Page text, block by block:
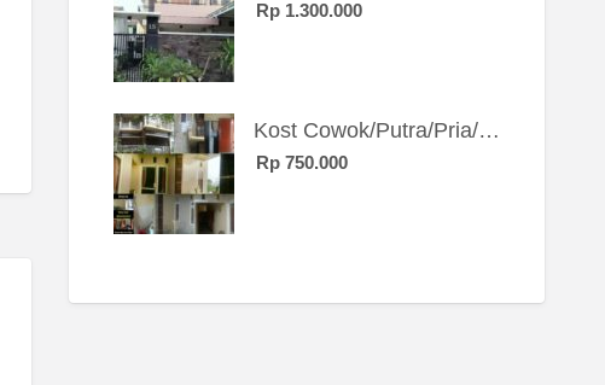
Rp 1.300.000
Kost Cowok/Putra/Pria/Mahasiswa/Karyawan SIngle eksklusif bangunan baru
Rp 750.000